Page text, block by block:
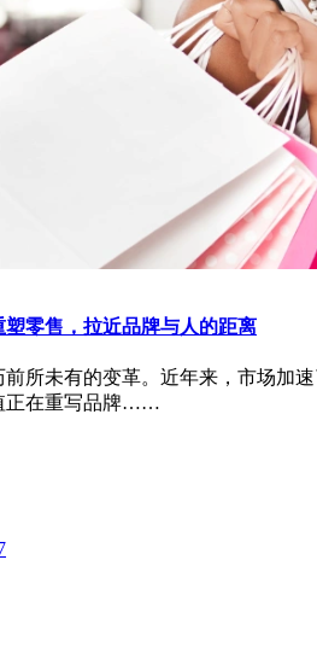
塑零售，拉近品牌与人的距离
所未有的变革。近年来，市场加
正在重写品牌……